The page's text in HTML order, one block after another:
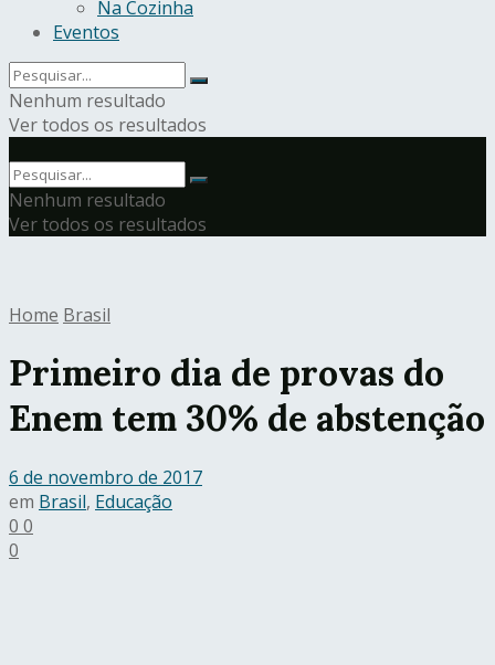
Na Cozinha
Eventos
Nenhum resultado
Ver todos os resultados
Nenhum resultado
Ver todos os resultados
Home Brasil
Primeiro dia de provas do
Enem tem 30% de abstenção
6 de novembro de 2017
em Brasil, Educação
0 0
0